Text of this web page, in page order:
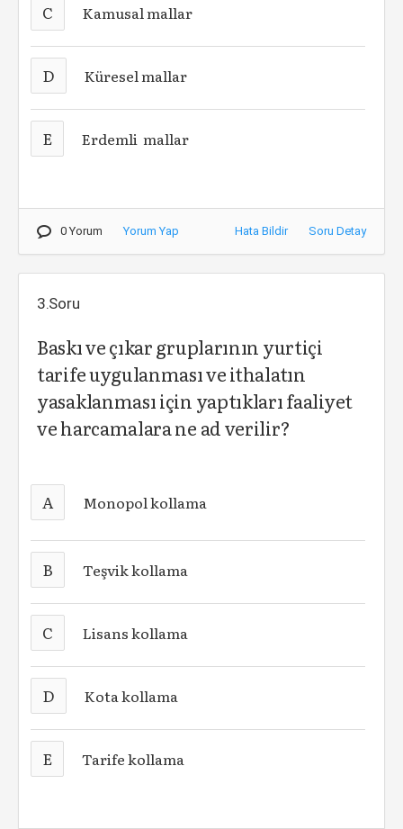
C Kamusal mallar
D Küresel mallar
E Erdemli mallar
0 Yorum Yorum Yap Hata Bildir Soru Detay
3.Soru
Baskı ve çıkar gruplarının yurtiçi
tarife uygulanması ve ithalatın
yasaklanması için yaptıkları faaliyet
ve harcamalara ne ad verilir?
A Monopol kollama
B Teşvik kollama
C Lisans kollama
D Kota kollama
E Tarife kollama